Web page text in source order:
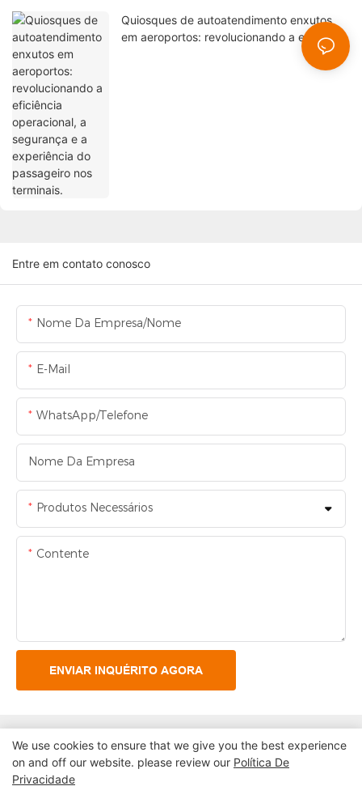
Quiosques de autoatendimento enxutos
em aeroportos: revolucionando a eficiência
operacional, a segurança e a experiência
Entre em contato conosco
Nome Da Empresa/Nome
E-Mail
WhatsApp/Telefone
Nome Da Empresa
Produtos Necessários
Contente
ENVIAR INQUÉRITO AGORA
Copyright © 2026 Shenzhen Lean Kiosk Systems Co., LTD
We use cookies to ensure that we give you the best experience
on and off our website. please review our Política De
Privacidade